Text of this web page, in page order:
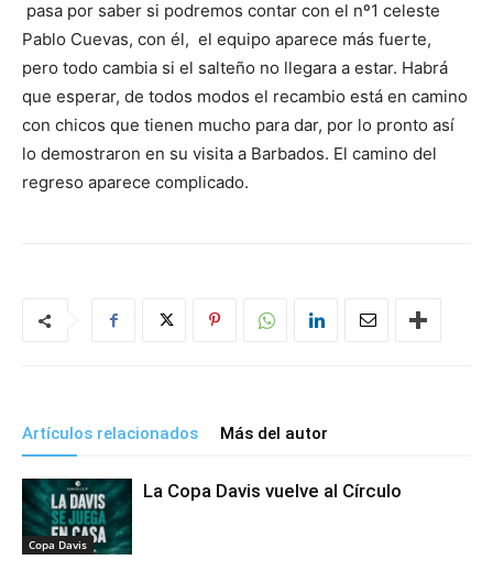
pasa por saber si podremos contar con el nº1 celeste
Pablo Cuevas, con él, el equipo aparece más fuerte,
pero todo cambia si el salteño no llegara a estar. Habrá
que esperar, de todos modos el recambio está en camino
con chicos que tienen mucho para dar, por lo pronto así
lo demostraron en su visita a Barbados. El camino del
regreso aparece complicado.
Artículos relacionados Más del autor
Copa Davis
La Copa Davis vuelve al Círculo